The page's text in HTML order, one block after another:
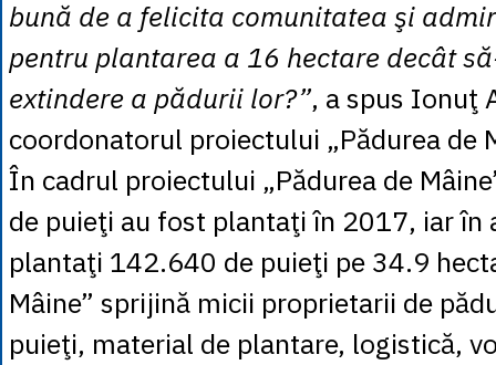
bună de a felicita comunitatea şi
pentru plantarea a 16 hectare decât
extindere a pădurii lor?”, a spus Ionuţ
coordonatorul proiectului „Pădurea de
În cadrul proiectului „Pădurea de
de puieţi au fost plantaţi în 2017, iar în
plantaţi 142.640 de puieţi pe 34.9
Mâine” sprijină micii proprietarii de
puieţi, material de plantare, logistică,